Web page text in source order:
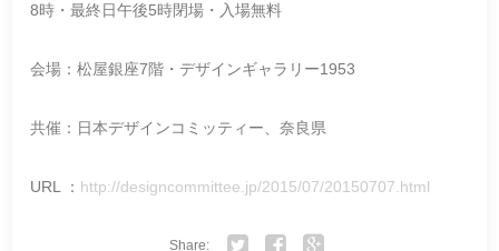
8時・最終日午後5時閉場・入場無料
会場：松屋銀座7階・デザインギャラリー1953
共催：日本デザインコミッティー、奈良県
URL ： http://designcommittee.jp/2015/07/20150707.html
Share: